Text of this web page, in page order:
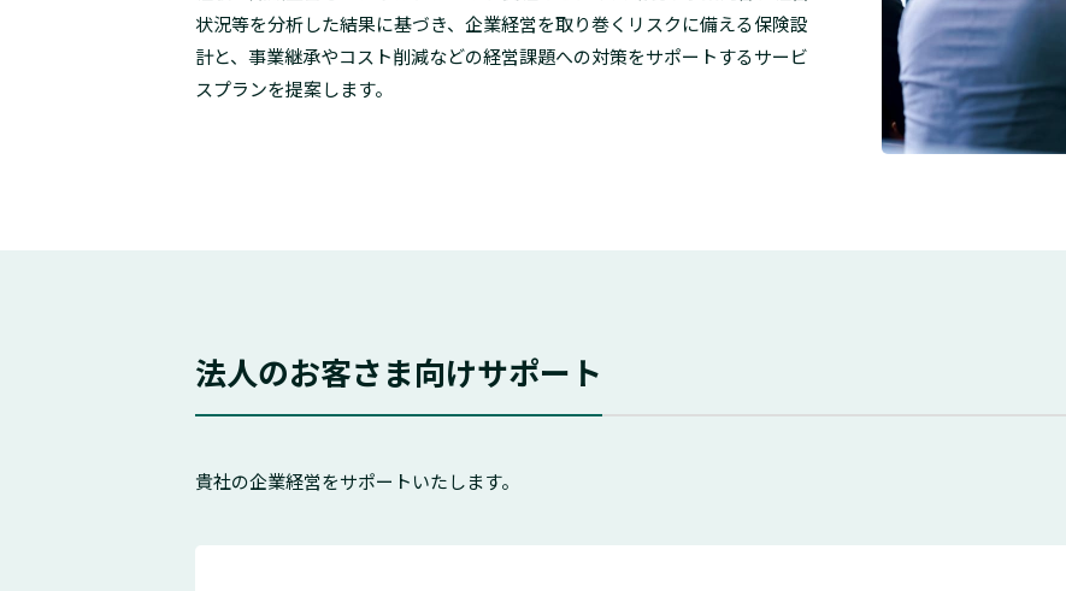
状況等を分析した結果に基づき、企業経営を取り巻くリスクに備える保険設
計と、事業継承やコスト削減などの経営課題への対策をサポートするサービ
スプランを提案します。
法人のお客さま向けサポート
貴社の企業経営をサポートいたします。